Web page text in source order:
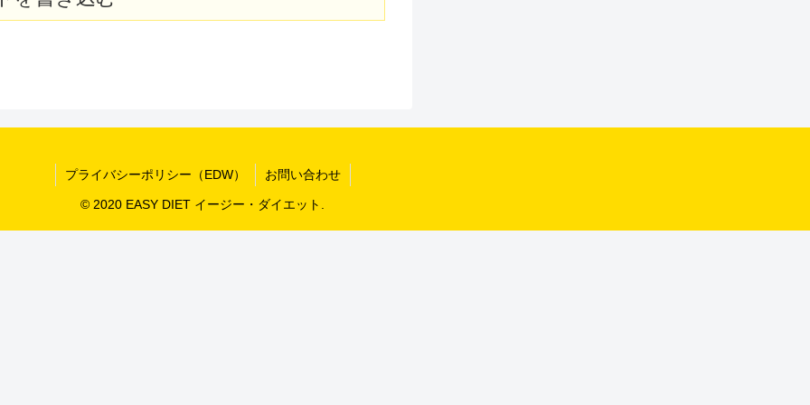
プライバシーポリシー（EDW） お問い合わせ
© 2020 EASY DIET イージー・ダイエット.